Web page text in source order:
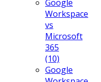
Google
Workspace
vs
Microsoft
365
(10)
Google